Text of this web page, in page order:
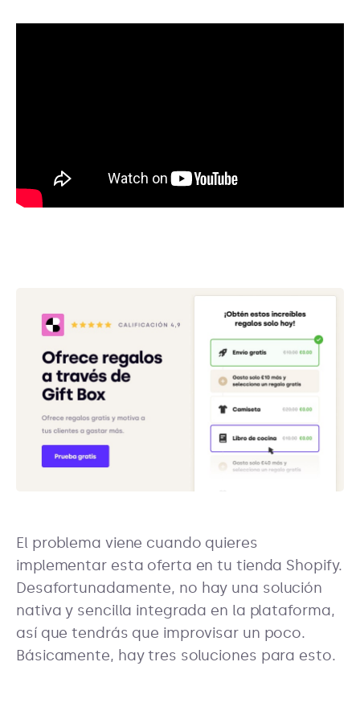
El problema viene cuando quieres
implementar esta oferta en tu tienda Shopify.
Desafortunadamente, no hay una solución
nativa y sencilla integrada en la plataforma,
así que tendrás que improvisar un poco.
Básicamente, hay tres soluciones para esto.